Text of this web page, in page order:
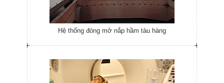
Hệ thống đóng mở nắp hầm tàu hàng